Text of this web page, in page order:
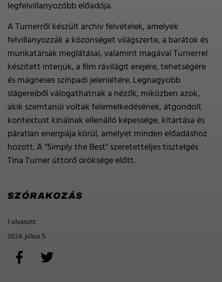
legfelvillanyozóbb előadója.
A Turnerről készült archív felvételek, amelyek
felvillanyozzák a közönséget világszerte, a barátok és
munkatársak meglátásai, valamint magával Turnerrel
készített interjúk, a film rávilágít erejére, tehetségére
és mágneses színpadi jelenlétére. Legnagyobb
slágereiből válogathatnak a nézők, miközben azok,
akik szemtanúi voltak felemelkedésének, átgondolt
kontextust kínálnak ellenálló képessége, kitartása és
páratlan energiája körül, amelyet minden előadáshoz
hozott. A "Simply the Best" szeretetteljes tisztelgés
Tina Turner úttörő öröksége előtt.
SZÓRAKOZÁS
1 olvasott
2024. július 5.